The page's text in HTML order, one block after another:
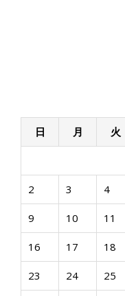
日
月 火
2 3 4
9 10 11
16 17 18
23 24 25